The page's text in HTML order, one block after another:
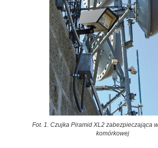
Fot. 1. Czujka Piramid XL2 zabezpieczająca
komórkowej